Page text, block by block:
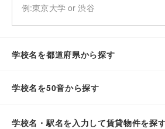
学校名を都道府県から探す
学校名を50音から探す
学校名・駅名を入力して賃貸物件を探